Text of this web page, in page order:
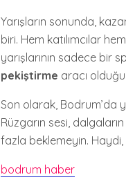
Yarışların sonunda,
biri. Hem katılımcılar
yarışlarının sadece bir
pekiştirme aracı
Son olarak, Bodrum’da
Rüzgarın sesi,
fazla beklemeyin. Haydi,
bodrum haber